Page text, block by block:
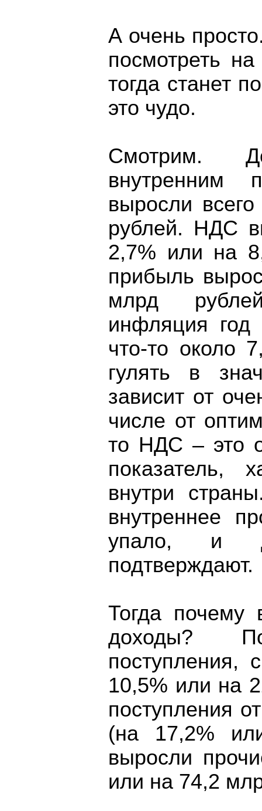
А очень
посмотреть
тогда станет
это чудо.
Смотрим.
внутренним
выросли
рублей. НДС
2,7% или на
прибыль
млрд
инфляция год
что-то около
гулять в
зависит от
числе от
то НДС – это
показатель,
внутри
внутреннее
упало, и
подтверждают.
Тогда почему
доходы?
поступления,
10,5% или на
поступления
(на 17,2%
выросли
или на 74,2